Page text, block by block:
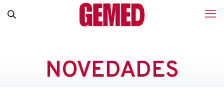
NOVEDADES